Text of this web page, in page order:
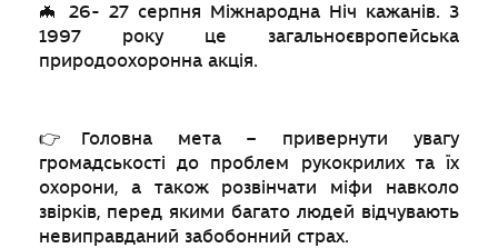
🦇 26- 27 серпня Міжнародна Ніч кажанів. З
1997 року це загальноєвропейська
природоохоронна акція.
👉Головна мета – привернути увагу
громадськості до проблем рукокрилих та їх
охорони, а також розвінчати міфи навколо
звірків, перед якими багато людей відчувають
невиправданий забобонний страх.